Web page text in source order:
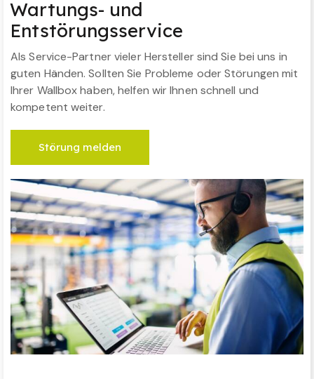
Wartungs- und
Entstörungsservice
Als Service-Partner vieler Hersteller sind Sie bei uns in
guten Händen. Sollten Sie Probleme oder Störungen mit
Ihrer Wallbox haben, helfen wir Ihnen schnell und
kompetent weiter.
Störung melden